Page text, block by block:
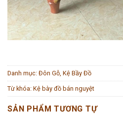
Danh mục: Đôn Gỗ, Kệ Bầy Đồ
Từ khóa: Kệ bày đồ bán nguyệt
SẢN PHẨM TƯƠNG TỰ